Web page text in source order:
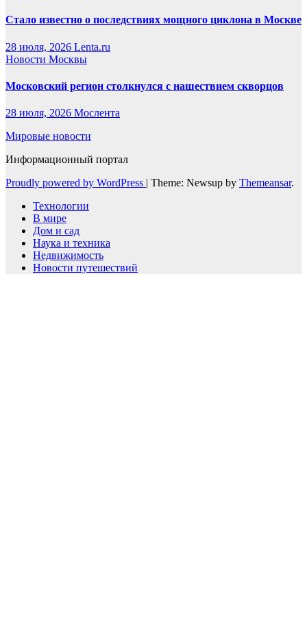
Стало известно о последствиях мощного циклона в Москве
28 июля, 2026 Lenta.ru
Новости Москвы
Московский регион столкнулся с нашествием скворцов
28 июля, 2026 Мослента
Мировые новости
Информационный портал
Proudly powered by WordPress | Theme: Newsup by Themeansar.
Технологии
В мире
Дом и сад
Наука и техника
Недвижимость
Новости путешествий